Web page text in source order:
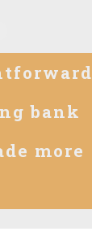
bank
more